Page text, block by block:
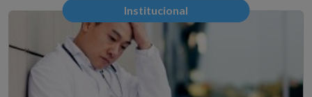
Institucional